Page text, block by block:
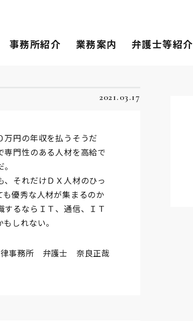
事務所紹介 業務案内 弁護士等紹介
2021.03.17
円の年収を払うそうだ
専門性のある人材を高給で
それだけＤＸ人材のひっ
優秀な人材が集まるのか
るならＩＴ、通信、ＩＴ
しれない。
律事務所 弁護士 奈良正哉